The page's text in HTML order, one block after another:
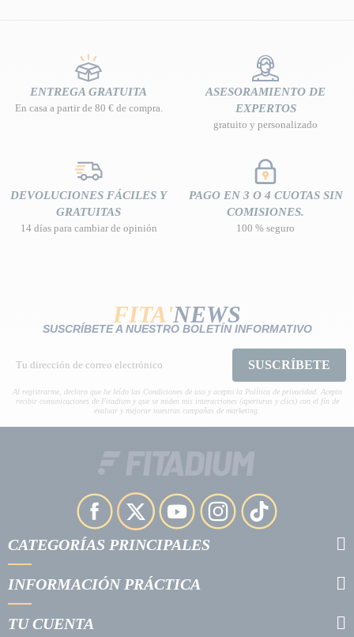
ENTREGA GRATUITA
En casa a partir de 80 € de compra.
ASESORAMIENTO DE
EXPERTOS
gratuito y personalizado
DEVOLUCIONES FÁCILES Y
GRATUITAS
14 días para cambiar de opinión
PAGO EN 3 O 4 CUOTAS SIN
COMISIONES.
100 % seguro
FITA'NEWS
SUSCRÍBETE A NUESTRO BOLETÍN INFORMATIVO
SUSCRÍBETE
Al registrarme, declaro que he leído las Condiciones de uso y acepto la Política de privacidad. Acepto
recibir comunicaciones de Fitadium y que se miden mis interacciones (aperturas y clics) con el fin de
evaluar y mejorar nuestras campañas de marketing.
CATEGORÍAS PRINCIPALES
INFORMACIÓN PRÁCTICA
TU CUENTA